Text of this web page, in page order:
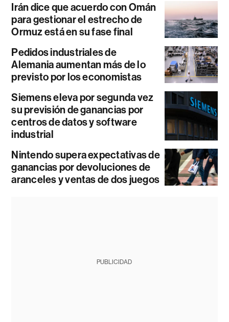
Irán dice que acuerdo con Omán
para gestionar el estrecho de
Ormuz está en su fase final
Pedidos industriales de
Alemania aumentan más de lo
previsto por los economistas
Siemens eleva por segunda vez
su previsión de ganancias por
centros de datos y software
industrial
Nintendo supera expectativas de
ganancias por devoluciones de
aranceles y ventas de dos juegos
PUBLICIDAD